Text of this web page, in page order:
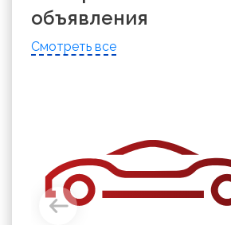
объявления
Смотреть все